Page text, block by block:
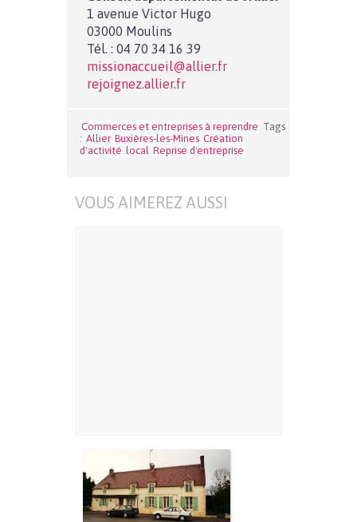
1 avenue Victor Hugo
03000 Moulins
Tél. : 04 70 34 16 39
missionaccueil@allier.fr
rejoignez.allier.fr
Commerces et entreprises à reprendre Tags
: Allier Buxières-les-Mines Création
d'activité local Reprise d'entreprise
VOUS AIMEREZ AUSSI